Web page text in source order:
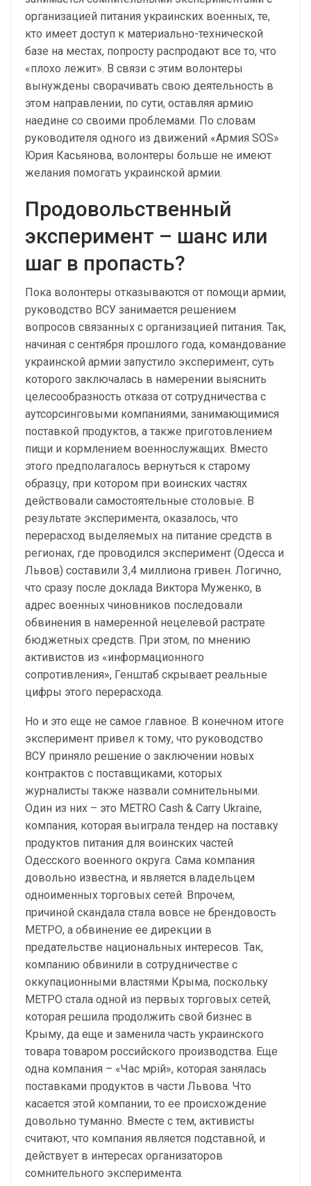
организацией питания украинских военных, те,
кто имеет доступ к материально-технической
базе на местах, попросту распродают все то, что
«плохо лежит». В связи с этим волонтеры
вынуждены сворачивать свою деятельность в
этом направлении, по сути, оставляя армию
наедине со своими проблемами. По словам
руководителя одного из движений «Армия SOS»
Юрия Касьянова, волонтеры больше не имеют
желания помогать украинской армии.
Продовольственный
эксперимент – шанс или
шаг в пропасть?
Пока волонтеры отказываются от помощи армии,
руководство ВСУ занимается решением
вопросов связанных с организацией питания. Так,
начиная с сентября прошлого года, командование
украинской армии запустило эксперимент, суть
которого заключалась в намерении выяснить
целесообразность отказа от сотрудничества с
аутсорсинговыми компаниями, занимающимися
поставкой продуктов, а также приготовлением
пищи и кормлением военнослужащих. Вместо
этого предполагалось вернуться к старому
образцу, при котором при воинских частях
действовали самостоятельные столовые. В
результате эксперимента, оказалось, что
перерасход выделяемых на питание средств в
регионах, где проводился эксперимент (Одесса и
Львов) составили 3,4 миллиона гривен. Логично,
что сразу после доклада Виктора Муженко, в
адрес военных чиновников последовали
обвинения в намеренной нецелевой растрате
бюджетных средств. При этом, по мнению
активистов из «информационного
сопротивления», Генштаб скрывает реальные
цифры этого перерасхода.
Но и это еще не самое главное. В конечном итоге
эксперимент привел к тому, что руководство
ВСУ приняло решение о заключении новых
контрактов с поставщиками, которых
журналисты также назвали сомнительными.
Один из них – это METRO Cash & Carry Ukraine,
компания, которая выиграла тендер на поставку
продуктов питания для воинских частей
Одесского военного округа. Сама компания
довольно известна, и является владельцем
одноименных торговых сетей. Впрочем,
причиной скандала стала вовсе не брендовость
МЕТРО, а обвинение ее дирекции в
предательстве национальных интересов. Так,
компанию обвинили в сотрудничестве с
оккупационными властями Крыма, поскольку
МЕТРО стала одной из первых торговых сетей,
которая решила продолжить свой бизнес в
Крыму, да еще и заменила часть украинского
товара товаром российского производства. Еще
одна компания – «Час мрій», которая занялась
поставками продуктов в части Львова. Что
касается этой компании, то ее происхождение
довольно туманно. Вместе с тем, активисты
считают, что компания является подставной, и
действует в интересах организаторов
сомнительного эксперимента.